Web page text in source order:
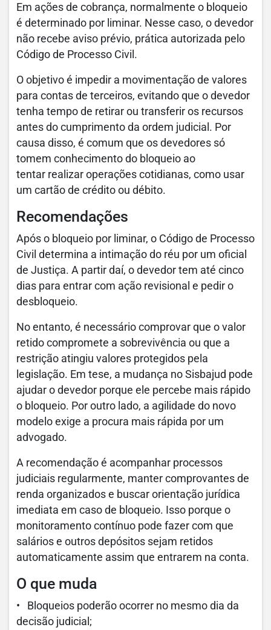
Em ações de cobrança, normalmente o bloqueio
é determinado por liminar. Nesse caso, o devedor
não recebe aviso prévio, prática autorizada pelo
Código de Processo Civil.
O objetivo é impedir a movimentação de valores
para contas de terceiros, evitando que o devedor
tenha tempo de retirar ou transferir os recursos
antes do cumprimento da ordem judicial. Por
causa disso, é comum que os devedores só
tomem conhecimento do bloqueio ao
tentar realizar operações cotidianas, como usar
um cartão de crédito ou débito.
Recomendações
Após o bloqueio por liminar, o Código de Processo
Civil determina a intimação do réu por um oficial
de Justiça. A partir daí, o devedor tem até cinco
dias para entrar com ação revisional e pedir o
desbloqueio.
No entanto, é necessário comprovar que o valor
retido compromete a sobrevivência ou que a
restrição atingiu valores protegidos pela
legislação. Em tese, a mudança no Sisbajud pode
ajudar o devedor porque ele percebe mais rápido
o bloqueio. Por outro lado, a agilidade do novo
modelo exige a procura mais rápida por um
advogado.
A recomendação é acompanhar processos
judiciais regularmente, manter comprovantes de
renda organizados e buscar orientação jurídica
imediata em caso de bloqueio. Isso porque o
monitoramento contínuo pode fazer com que
salários e outros depósitos sejam retidos
automaticamente assim que entrarem na conta.
O que muda
• Bloqueios poderão ocorrer no mesmo dia da
decisão judicial;